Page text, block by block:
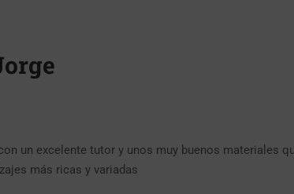
un excelente tutor y unos muy buenos materiales
más ricas y variadas